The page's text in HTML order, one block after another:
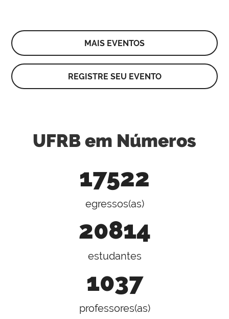
MAIS EVENTOS
REGISTRE SEU EVENTO
UFRB em Números
17522
egressos(as)
20814
estudantes
1037
professores(as)